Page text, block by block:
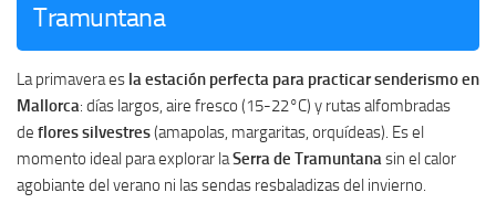
Tramuntana
La primavera es la estación perfecta para practicar senderismo en
Mallorca: días largos, aire fresco (15-22°C) y rutas alfombradas
de flores silvestres(amapolas, margaritas, orquídeas). Es el
momento ideal para explorar laSerra de Tramuntana sin el calor
agobiante del verano ni las sendas resbaladizas del invierno.